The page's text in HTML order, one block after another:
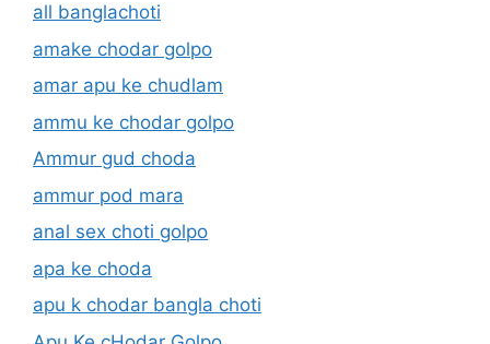
all banglachoti
amake chodar golpo
amar apu ke chudlam
ammu ke chodar golpo
Ammur gud choda
ammur pod mara
anal sex choti golpo
apa ke choda
apu k chodar bangla choti